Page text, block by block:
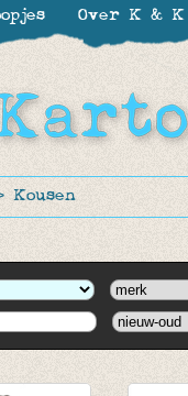
Kousen
Over K & K